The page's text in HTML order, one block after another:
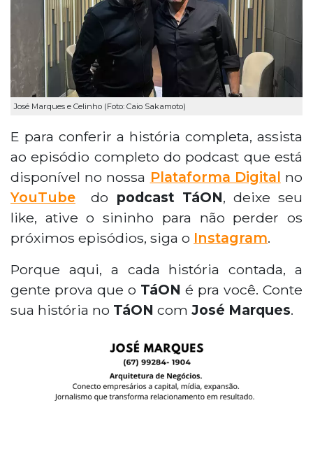
José Marques e Celinho (Foto: Caio Sakamoto)
E para conferir a história completa, assista
ao episódio completo do podcast que está
disponível no nossa Plataforma Digital no
YouTube do podcast TáON, deixe seu
like, ative o sininho para não perder os
próximos episódios, siga o Instagram.
Porque aqui, a cada história contada, a
gente prova que o TáON é pra você. Conte
sua história no TáON com José Marques.